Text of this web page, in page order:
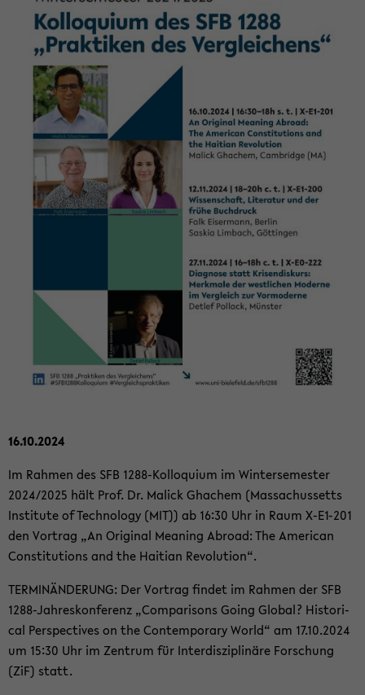
16.10.2024
Im Rah­men des SFB 1288-​Kolloquium im Win­ter­se­mes­ter
2024/2025 hält Prof. Dr. Malick Gha­chem (Mas­sa­chus­setts
In­sti­tu­te of Tech­no­lo­gy (MIT)) ab 16:30 Uhr in Raum X-​E1-201
den Vor­trag „An Ori­gi­nal Me­a­ning Ab­road: The Ame­ri­can
Con­sti­tu­ti­ons and the Hai­ti­an Re­vo­lu­ti­on“.
TER­MIN­ÄN­DE­RUNG: Der Vor­trag fin­det im Rah­men der SFB
1288-​Jahreskonferenz „Com­pa­ri­sons Going Glo­bal? His­to­ri­
cal Per­spec­ti­ves on the Con­tem­pora­ry World“ am 17.10.2024
um 15:30 Uhr im Zen­trum für In­ter­dis­zi­pli­nä­re For­schung
(ZiF) statt.